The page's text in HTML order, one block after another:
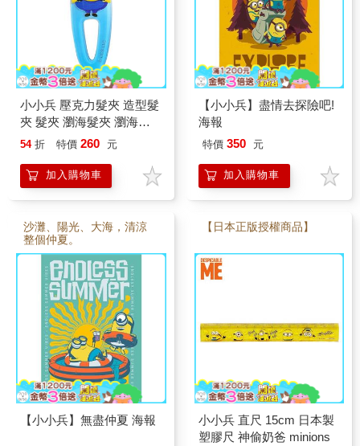
小小兵 壓克力髮夾 造型髮
夾 髮夾 瀏海髮夾 瀏海夾
minions 神偷奶爸
54 折 特價 260 元
加入購物車
【小小兵】盡情去探險吧!
海報
特價 350 元
加入購物車
沙灘、陽光、大海，清涼
整個仲夏。
【小小兵】無盡仲夏 海報
【日本正版授權商品】
小小兵 直尺 15cm 日本製
塑膠尺 神偷奶爸 minions